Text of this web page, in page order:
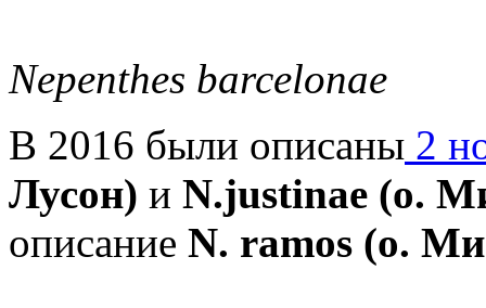
Nepenthes barcelonae
В 2016 были описаны 2
Лусон) и N.justinae (о.
описание N. ramos (о.